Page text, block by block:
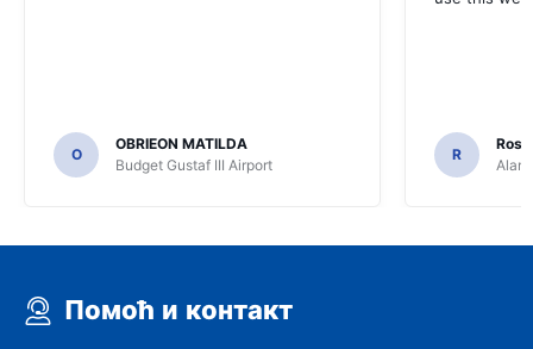
O
OBRIEON MATILDA
Budget Gustaf III Airport
R
Помоћ и контакт